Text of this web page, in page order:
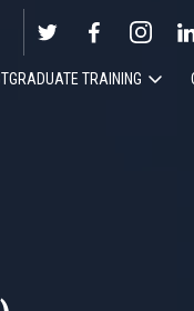
TRAINING